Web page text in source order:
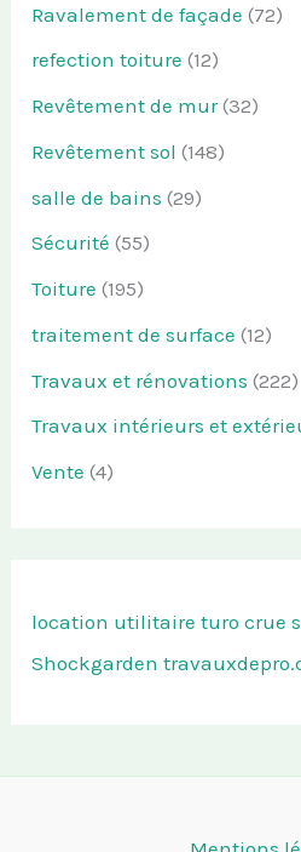
Ravalement de façade (72)
refection toiture (12)
Revêtement de mur(32)
Revêtement sol (148)
salle de bains (29)
Sécurité (55)
Toiture (195)
traitement de surface (12)
Travaux et rénovations (222)
Travaux intérieurs et
Vente (4)
location utilitaire turo crue
Shockgarden